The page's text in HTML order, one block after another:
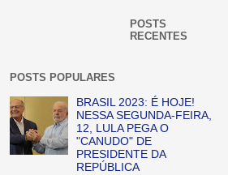
POSTS
RECENTES
POSTS POPULARES
BRASIL 2023: É HOJE!
NESSA SEGUNDA-FEIRA,
12, LULA PEGA O
"CANUDO" DE
PRESIDENTE DA
REPÚBLICA